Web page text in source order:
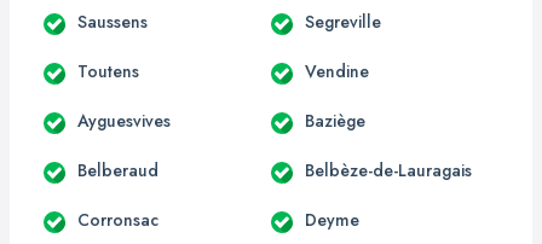
Saussens Segreville
Toutens Vendine
Ayguesvives Baziège
Belberaud Belbèze-de-Lauragais
Corronsac Deyme